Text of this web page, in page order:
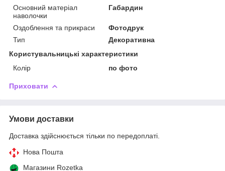
Основний матеріал
наволочки
Габардин
Оздоблення та прикраси
Фотодрук
Тип
Декоративна
Користувальницькі характеристики
Колір
по фото
Приховати
Умови доставки
Доставка здійснюється тільки по передоплаті.
Нова Пошта
Магазини Rozetka